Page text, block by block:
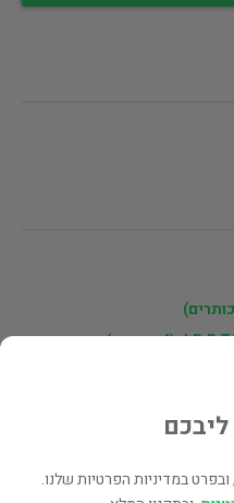
במדיניות הפרטיות שלנו.